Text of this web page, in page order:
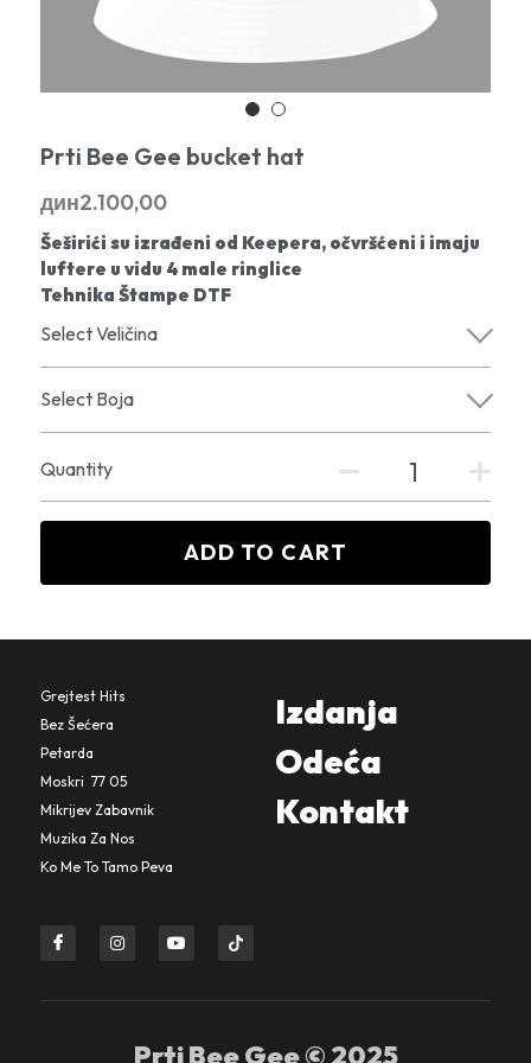
Prti Bee Gee bucket hat
дин2.100,00
Šeširići su izrađeni od Keepera, očvršćeni i imaju
luftere u vidu 4 male ringlice
Tehnika Štampe DTF
Select Veličina
Select Boja
Quantity
ADD TO CART
Grejtest Hits
Bez Šećera
Petarda
Moskri  77 05
Mikrijev Zabavnik
Muzika Za Nos
Ko Me To Tamo Peva
Izdanja
Odeća
Kontakt
Prti Bee Gee © 2025